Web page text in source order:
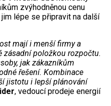
zvýhodněnou cenu
lépe se připravit na další
mají i menší firmy a
zásadní položkou rozpočtu.
jak zákazníkům
řešení. Kombinace
jistotu i lepší plánování
, vedoucí prodeje energií